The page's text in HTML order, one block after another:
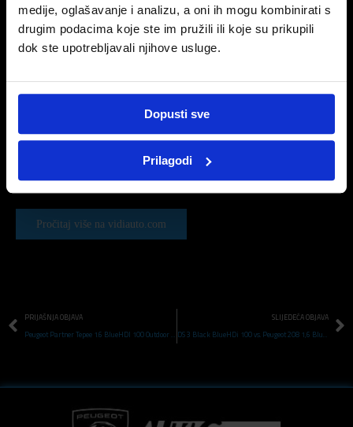
medije, oglašavanje i analizu, a oni ih mogu kombinirati s
drugim podacima koje ste im pružili ili koje su prikupili
dok ste upotrebljavali njihove usluge.
Dopusti sve
Prilagodi
ulazi u kategoriju limuzina-sportaša. Radi se o limuzini koja izaziva uzbuđenje i dobre
performanse, uz tradicionalnu francusku gostoljubivost interijera za svih pet putnika.
Uz 2.0-litreni turbodizelski četverocilindrični BlueHDi motor sa 16 ventila do izražaja
(sport) način vožnje. Tada francuz postaje razdražljiviji, brze reagira na naše komande,
Pročitaj više na vidiauto.com
PRIJAŠNJA OBJAVA
Peugeot Partner Tepee 1.6 BlueHDI 100 Outdoor TEST
SLIJEDEĆA OBJAVA
DS 3 Black BlueHDi 100 vs. Peugeot 208 1,6 BlueHDi Allure